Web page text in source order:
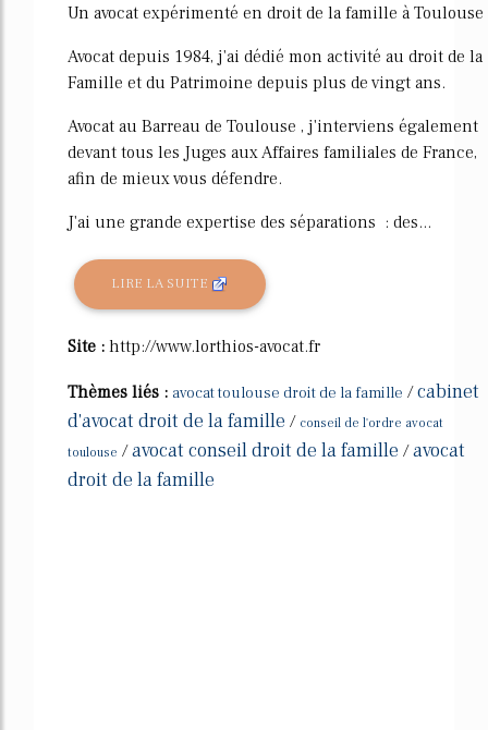
Un avocat expérimenté en droit de la famille à Toulouse
Avocat depuis 1984, j'ai dédié mon activité au droit de la
Famille et du Patrimoine depuis plus de vingt ans.
Avocat au Barreau de Toulouse , j'interviens également
devant tous les Juges aux Affaires familiales de France,
afin de mieux vous défendre.
J'ai une grande expertise des séparations : des...
LIRE LA SUITE
Site : http://www.lorthios-avocat.fr
Thèmes liés : avocat toulouse droit de la famille /cabinet
d'avocat droit de la famille / conseil de l'ordre avocat
toulouse /avocat conseil droit de la famille /avocat
droit de la famille